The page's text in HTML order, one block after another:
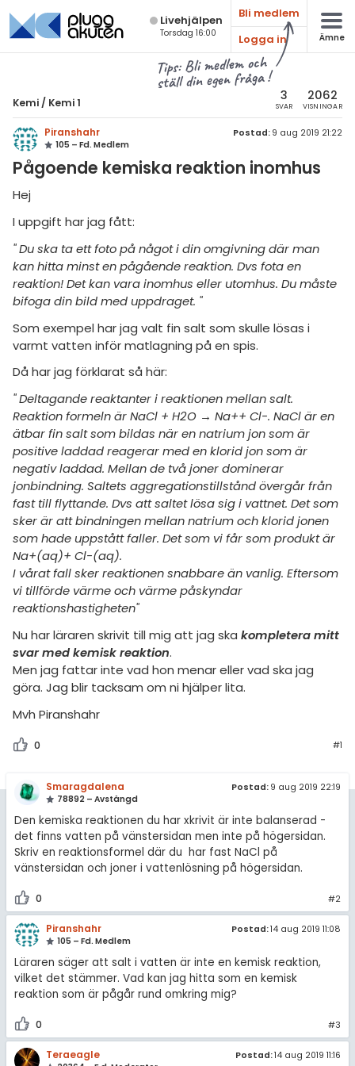
Live­hjälpen
Torsdag 16:00
Bli medlem
Logga in
Ämne
Tips: Bli medlem och
ställ din egen fråga !
Kemi / Kemi 1 3
SVAR
2062
VISNINGAR
Piranshahr
105 – Fd. Medlem
Postad: 9 aug 2019 21:22
Pågoende kemiska reaktion inomhus
Hej
I uppgift har jag fått:
" Du ska ta ett foto på något i din omgivning där man
kan hitta minst en pågående reaktion. Dvs fota en
reaktion! Det kan vara inomhus eller utomhus. Du måste
bifoga din bild med uppdraget. "
Som exempel har jag valt fin salt som skulle lösas i
varmt vatten inför matlagning på en spis.
Då har jag förklarat så här:
" Deltagande reaktanter i reaktionen mellan salt.
Reaktion formeln är NaCl ­+ H2O → Na++ Cl-. NaCl är en
ätbar fin salt som bildas när en natrium jon som är
positive laddad reagerar med en klorid jon som är
negativ laddad. Mellan de två joner dominerar
jonbindning. Saltets aggregationstillstånd övergår från
fast till flyttande. Dvs att saltet lösa sig i vattnet. Det som
sker är att bindningen mellan natrium och klorid jonen
som hade uppstått faller. Det som vi får som produkt är
Na+(aq)+ Cl-(aq).
I vårat fall sker reaktionen snabbare än vanlig. Eftersom
vi tillförde värme och värme påskyndar
reaktionshastigheten"
Nu har läraren skrivit till mig att jag ska kompletera mitt
svar med kemisk reaktion.
Men jag fattar inte vad hon menar eller vad ska jag
göra. Jag blir tacksam om ni hjälper lita.
Mvh Piranshahr
0 #1
Smaragdalena
78892 – Avstängd
Postad: 9 aug 2019 22:19
Den kemiska reaktionen du har xkrivit är inte balanserad -
det finns vatten på vänstersidan men inte på högersidan.
Skriv en reaktionsformel där du har fast NaCl på
vänstersidan och joner i vattenlösning på högersidan.
0 #2
Piranshahr
105 – Fd. Medlem
Postad:14 aug 2019 11:08
Läraren säger att salt i vatten är inte en kemisk reaktion,
vilket det stämmer. Vad kan jag hitta som en kemisk
reaktion som är pågår rund omkring mig?
0 #3
Teraeagle Postad:14 aug 2019 11:16
Alla ämnen
Kemi
Alla trådar
Allmänna diskussioner
Topplistor
För lärare
15 inloggade
Om Pluggakuten
Allmänna villkor
& Bygg
språk
ämnen
diskussioner